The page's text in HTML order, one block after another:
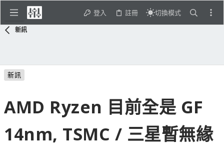
登入 註冊 切換模式
新訊
新訊
AMD Ryzen 目前全是 GF
14nm, TSMC / 三星暫無緣